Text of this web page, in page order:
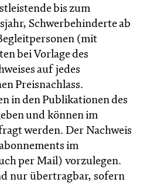
bis zum
Schwerbehinderte ab
(mit
bei Vorlage des
auf jedes
Preisnachlass.
in den Publikationen des
und können im
werden. Der Nachweis
im
per Mail) vorzulegen.
nur übertragbar, sofern